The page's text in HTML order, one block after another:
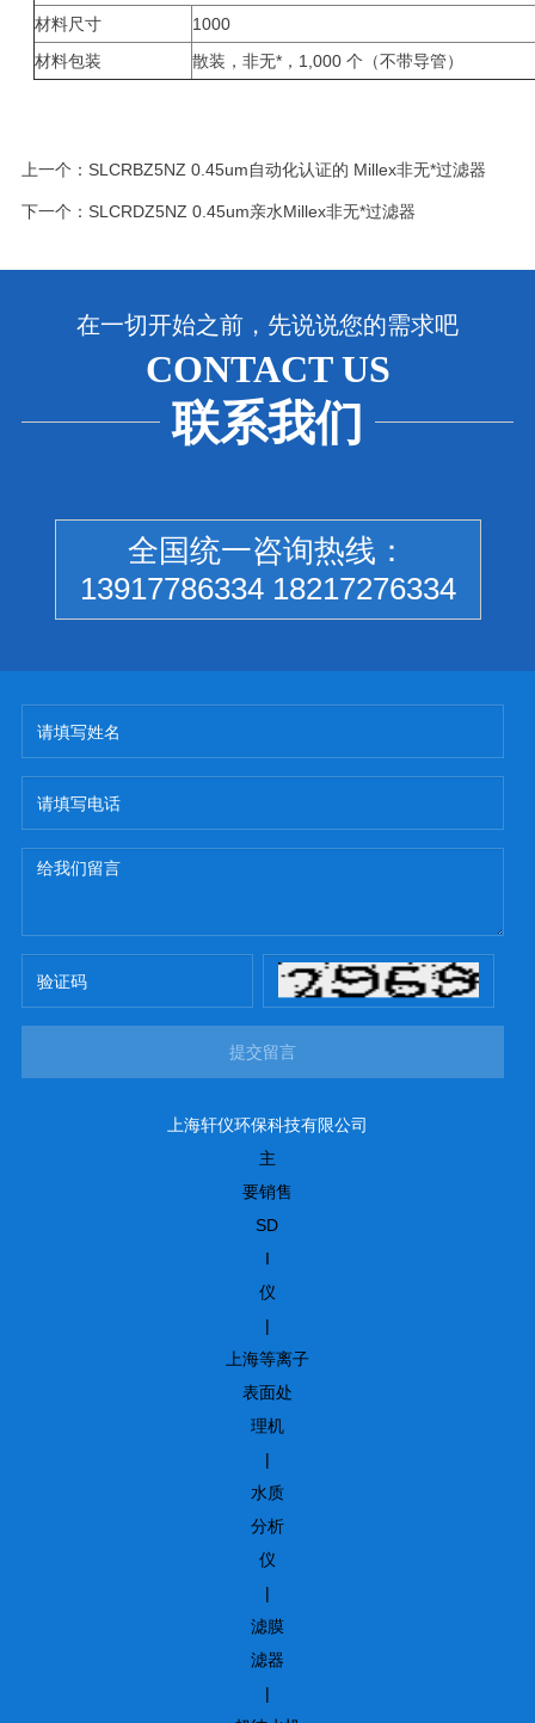
材料尺寸
1000
材料包装
散装，非无*，1,000 个（不带导管）
上一个： SLCRBZ5NZ 0.45um自动化认证的 Millex非无*过滤器
下一个： SLCRDZ5NZ 0.45um亲水Millex非无*过滤器
在一切开始之前，先说说您的需求吧
CONTACT US
联系我们
全国统一咨询热线：
13917786334 18217276334
提交留言
上海轩仪环保科技有限公司
主
要销售
SD
I
仪
|
上海等离子
表面处
理机
|
水质
分析
仪
|
滤膜
滤器
|